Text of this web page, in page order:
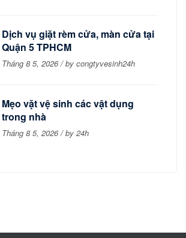
Dịch vụ giặt rèm cửa, màn cửa tại
Quận 5 TPHCM
Tháng 8 5, 2026 / by congtyvesinh24h
Mẹo vặt vệ sinh các vật dụng
trong nhà
Tháng 8 5, 2026 / by 24h